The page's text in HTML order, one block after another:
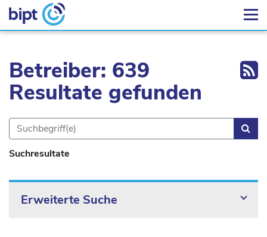
Betreiber: 639
Resultate gefunden
Suchresultate
Erweiterte Suche